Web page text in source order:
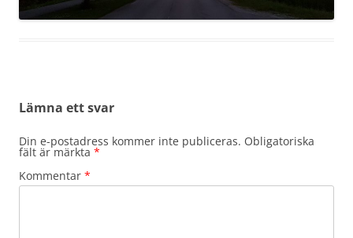
Lämna ett svar
Din e-postadress kommer inte publiceras. Obligatoriska
fält är märkta *
Kommentar *